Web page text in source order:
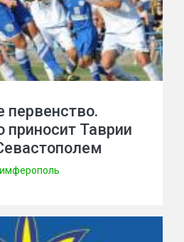
приносит Таврии